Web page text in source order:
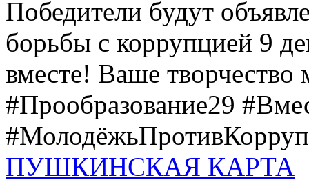
Победители будут
борьбы с коррупцией 9
вместе! Ваше творчество
#Прообразование29
ПУШКИНСКАЯ КАРТА